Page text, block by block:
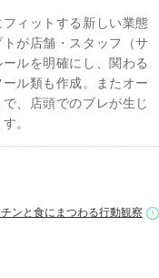
ィットする新しい業態
が店舗・スタッフ（サ
ルを明確にし、関わる
ル類も作成。またオー
、店頭でのブレが生じ
。
ンと食にまつわる行動観察